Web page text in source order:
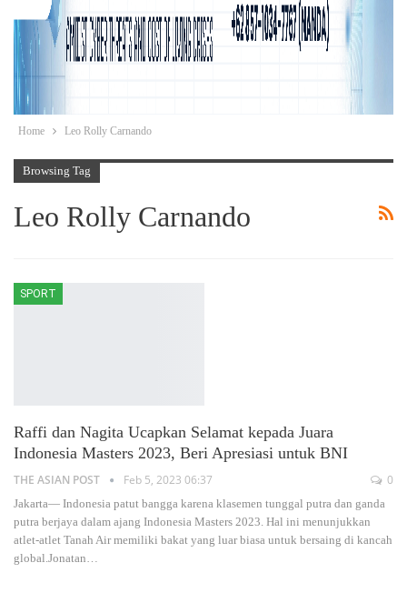
Home Leo Rolly Carnando
Browsing Tag
Leo Rolly Carnando
SPORT
Raffi dan Nagita Ucapkan Selamat kepada Juara
Indonesia Masters 2023, Beri Apresiasi untuk BNI
THE ASIAN POST Feb 5, 2023 06:37 0
Jakarta— Indonesia patut bangga karena klasemen tunggal putra dan ganda
putra berjaya dalam ajang Indonesia Masters 2023. Hal ini menunjukkan
atlet-atlet Tanah Air memiliki bakat yang luar biasa untuk bersaing di kancah
global.Jonatan